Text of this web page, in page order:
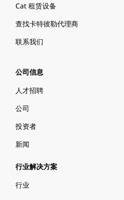
Cat 租赁设备
查找卡特彼勒代理商
联系我们
公司信息
人才招聘
公司
投资者
新闻
行业解决方案
行业